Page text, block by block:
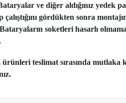
ve diğer aldığınız yedek
çalıştığını gördükten sonra
soketleri hasarlı
ürünleri teslimat sırasında